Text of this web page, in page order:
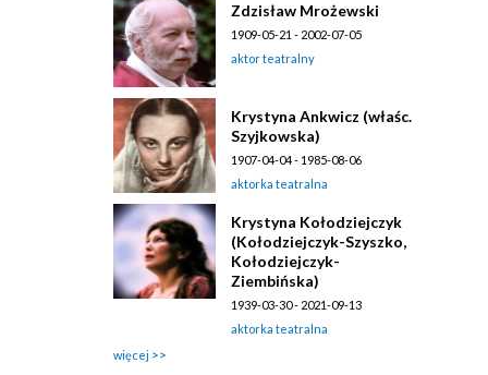
Zdzisław Mrożewski
1909-05-21 - 2002-07-05
aktor teatralny
Krystyna Ankwicz (właśc.
Szyjkowska)
1907-04-04 - 1985-08-06
aktorka teatralna
Krystyna Kołodziejczyk
(Kołodziejczyk-Szyszko,
Kołodziejczyk-
Ziembińska)
1939-03-30 - 2021-09-13
aktorka teatralna
więcej